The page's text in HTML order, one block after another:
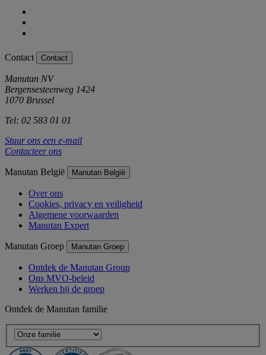
Contact Contact
Manutan NV
Bergensesteenweg 1424
1070 Brussel
Tel: 02 583 01 01
Stuur ons een e-mail
Contacteer ons
Manutan België Manutan België
Over ons
Cookies, privacy en veiligheid
Algemene voorwaarden
Manutan Expert
Manutan Groep Manutan Groep
Ontdek de Manutan Group
Ons MVO-beleid
Werken bij de groep
Ontdek de Manutan familie